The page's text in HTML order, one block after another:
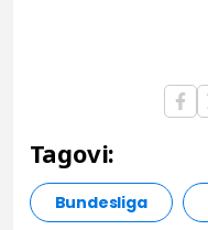
Tagovi:
Bundesliga